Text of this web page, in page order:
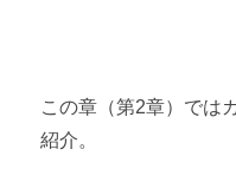
ジェット・リー氏とドニ
の歴史⑥】
この章（第2章）では
紹介。